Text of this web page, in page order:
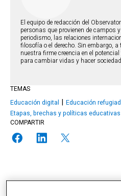
El equipo de redacción del
personas que provienen de campos
periodismo, las relaciones
filosofía o el derecho. Sin embargo,
nuestra firme creencia en el
para cambiar vidas y hacer
TEMAS
Educación digital
Educación
Etapas, brechas y políticas educativas
COMPARTIR